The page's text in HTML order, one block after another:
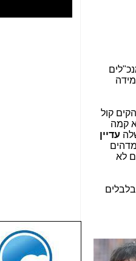
קול
קמה
עדיין
לא
שבוע טוב לכל
הגולשים באשר